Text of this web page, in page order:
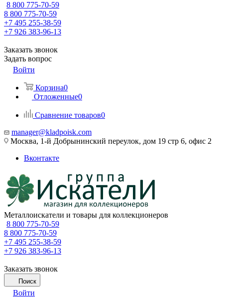
8 800 775-70-59
8 800 775-70-59
+7 495 255-38-59
+7 926 383-96-13
Заказать звонок
Задать вопрос
Войти
Корзина0
Отложенные0
Сравнение товаров0
manager@kladpoisk.com
Москва, 1-й Добрынинский переулок, дом 19 стр 6, офис 2
Вконтакте
Металлоискатели и товары для коллекционеров
8 800 775-70-59
8 800 775-70-59
+7 495 255-38-59
+7 926 383-96-13
Заказать звонок
Поиск
Войти